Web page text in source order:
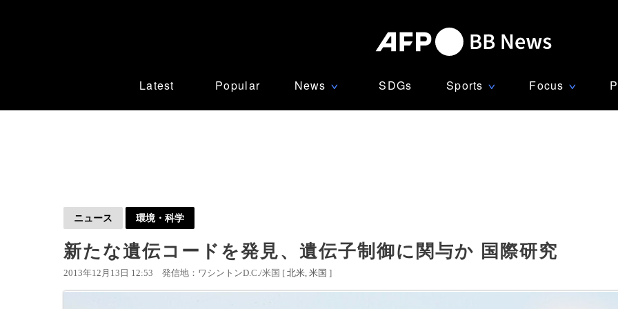
Latest Popular News ∨ SDGs Sports ∨ Focus ∨
ニュース 環境・科学
新たな遺伝コードを発見、遺伝子制御に関与か 国際研究
2013年12月13日 12:53 発信地：ワシントンD.C./米国 [ 北米 米国 ]